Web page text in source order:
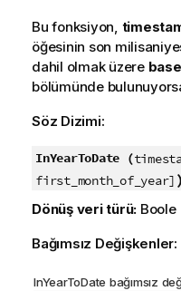
Bu fonksiyon,
öğesinin son
dahil olmak üzere
bölümünde
Söz Dizimi:
InYearToDate (
first_month_of_year] )
Dönüş veri türü: Boole
Bağımsız Değişkenler:
InYearToDate bağımsız